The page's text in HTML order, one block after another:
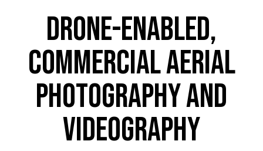
DRONE-ENABLED,
COMMERCIAL AERIAL
PHOTOGRAPHY AND
VIDEOGRAPHY